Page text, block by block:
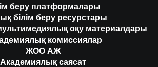
беру платформалары
білім беру ресурстары
оқу материалдары
комиссиялар
ЖОО АЖ
Академиялық саясат